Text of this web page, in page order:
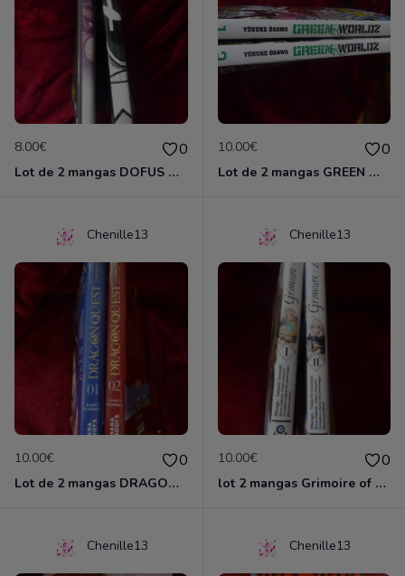
8.00€ 0
Lot de 2 mangas DOFUS MONSTER
10.00€ 0
Lot de 2 mangas GREEN WORLDZ
Chenille13
10.00€ 0
Lot de 2 mangas DRAGON QUEST
Chenille13
10.00€ 0
lot 2 mangas Grimoire of ZERO
Chenille13 Chenille13